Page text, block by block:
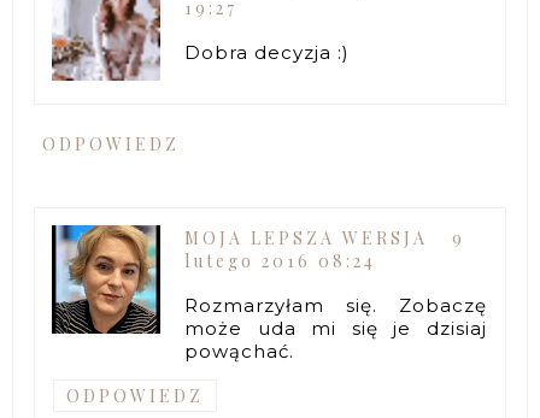
19:27
Dobra decyzja :)
ODPOWIEDZ
MOJA LEPSZA WERSJA
9
lutego 2016 08:24
Rozmarzyłam się. Zobaczę
może uda mi się je dzisiaj
powąchać.
ODPOWIEDZ